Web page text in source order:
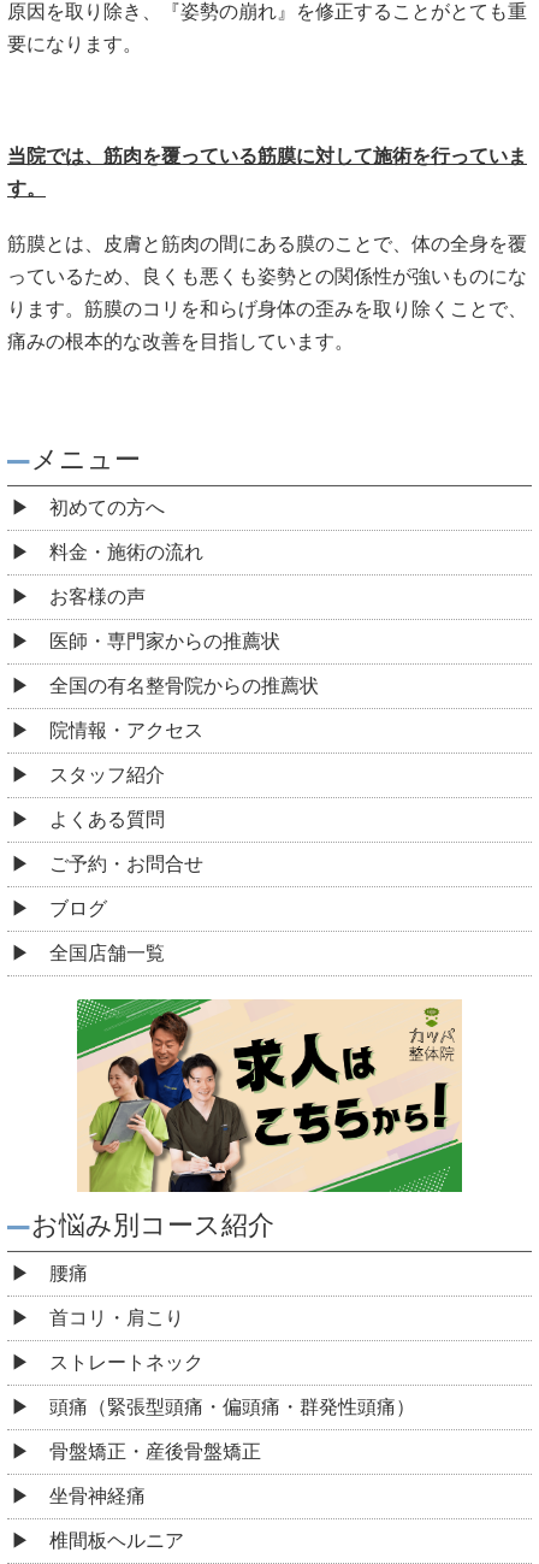
原因を取り除き、『姿勢の崩れ』を修正することがとても重
要になります。
当院では、筋肉を覆っている筋膜に対して施術を行っていま
す。
筋膜とは、皮膚と筋肉の間にある膜のことで、体の全身を覆
っているため、良くも悪くも姿勢との関係性が強いものにな
ります。筋膜のコリを和らげ身体の歪みを取り除くことで、
痛みの根本的な改善を目指しています。
メニュー
初めての方へ
料金・施術の流れ
お客様の声
医師・専門家からの推薦状
全国の有名整骨院からの推薦状
院情報・アクセス
スタッフ紹介
よくある質問
ご予約・お問合せ
ブログ
全国店舗一覧
お悩み別コース紹介
腰痛
首コリ・肩こり
ストレートネック
頭痛（緊張型頭痛・偏頭痛・群発性頭痛）
骨盤矯正・産後骨盤矯正
坐骨神経痛
椎間板ヘルニア